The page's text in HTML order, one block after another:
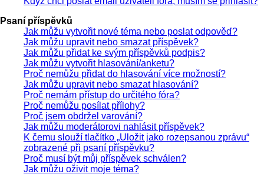
Psaní příspěvků
Jak můžu vytvořit nové téma nebo poslat odpověď?
Jak můžu upravit nebo smazat příspěvek?
Jak můžu přidat ke svým příspěvků podpis?
Jak můžu vytvořit hlasování/anketu?
Proč nemůžu přidat do hlasování více možností?
Jak můžu upravit nebo smazat hlasování?
Proč nemám přístup do určitého fóra?
Proč nemůžu posílat přílohy?
Proč jsem obdržel varování?
Jak můžu moderátorovi nahlásit příspěvek?
K čemu slouží tlačítko „Uložit jako rozepsanou zprávu“
zobrazené při psaní příspěvku?
Proč musí být můj příspěvek schválen?
Jak můžu oživit moje téma?